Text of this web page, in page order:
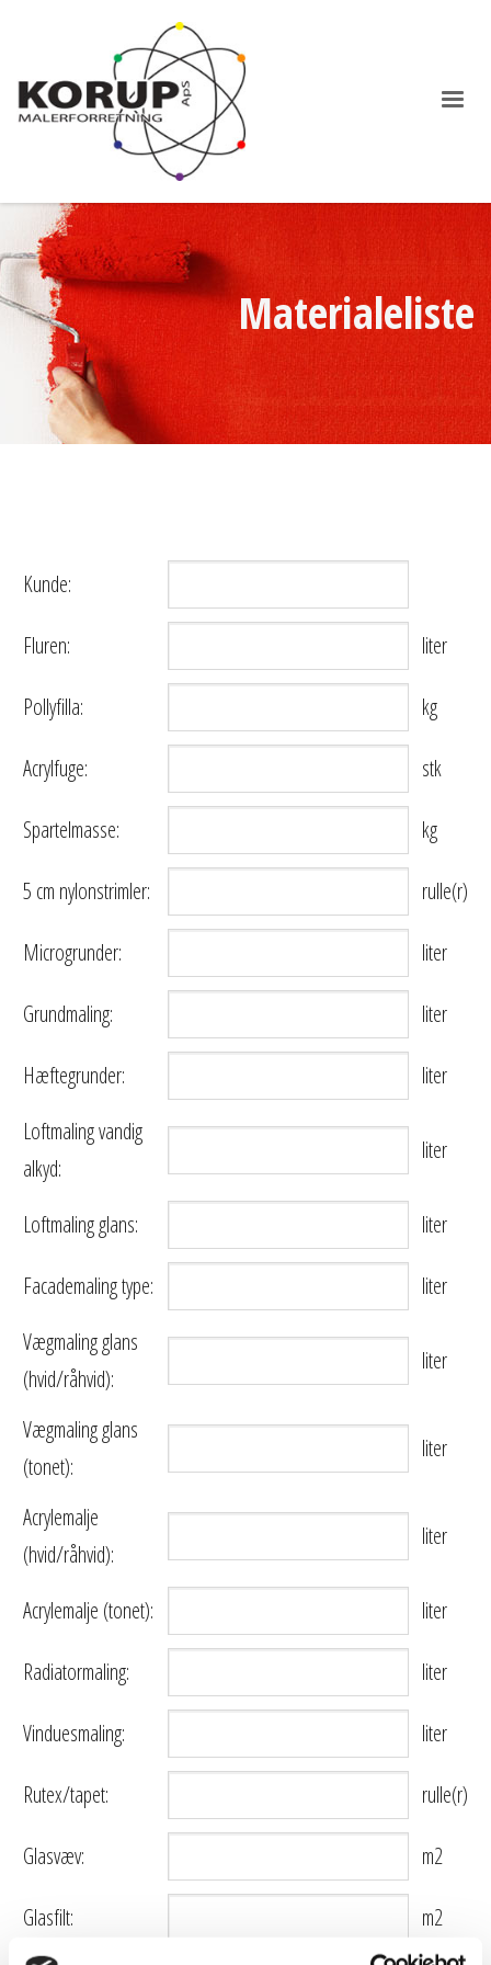
Materialeliste
Kunde:
Fluren: liter
Pollyfilla: kg
Acrylfuge: stk
Spartelmasse: kg
5 cm nylonstrimler: rulle(r)
Microgrunder: liter
Grundmaling: liter
Hæftegrunder:
liter
Loftmaling vandig
alkyd:
liter
Loftmaling glans: liter
Facademaling type:
liter
Vægmaling glans
(hvid/råhvid):
liter
Vægmaling glans
(tonet):
liter
Acrylemalje
(hvid/råhvid):
liter
Acrylemalje (tonet): liter
Radiatormaling: liter
Vinduesmaling: liter
Rutex/tapet: rulle(r)
Glasvæv: m2
Glasfilt: m2